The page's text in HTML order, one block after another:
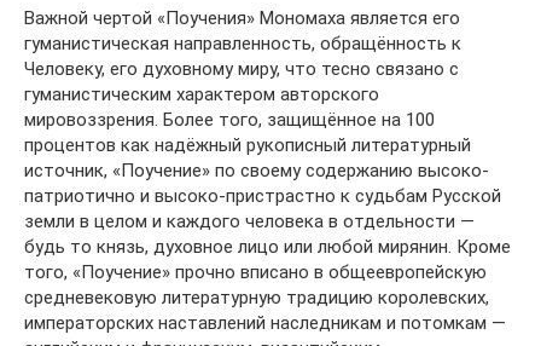
Важной чертой «Поучения» Мономаха является его
гуманистическая направленность, обращённость к
Человеку, его духовному миру, что тесно связано с
гуманистическим характером авторского
мировоззрения. Более того, защищённое на 100
процентов как надёжный рукописный литературный
источник, «Поучение» по своему содержанию высоко-
патриотично и высоко-пристрастно к судьбам Русской
земли в целом и каждого человека в отдельности —
будь то князь, духовное лицо или любой мирянин. Кроме
того, «Поучение» прочно вписано в общеевропейскую
средневековую литературную традицию королевских,
императорских наставлений наследникам и потомкам —